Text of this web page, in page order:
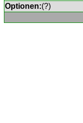
Optionen:(?)